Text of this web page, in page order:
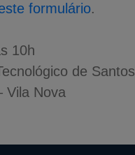
formulário.
10h
de Santos
Vila Nova